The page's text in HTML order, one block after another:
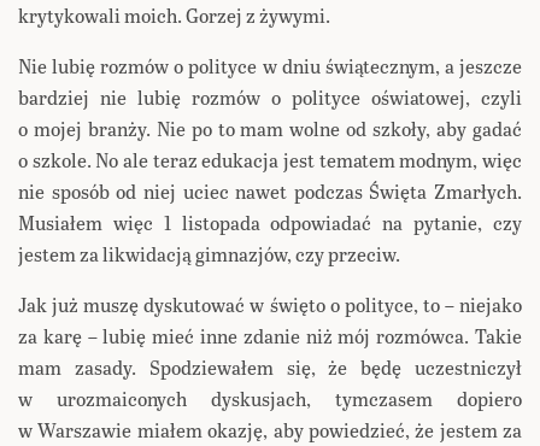
krytykowali moich. Gorzej z żywymi.
Nie lubię rozmów o polityce w dniu świątecznym, a jeszcze
bardziej nie lubię rozmów o polityce oświatowej, czyli
o mojej branży. Nie po to mam wolne od szkoły, aby gadać
o szkole. No ale teraz edukacja jest tematem modnym, więc
nie sposób od niej uciec nawet podczas Święta Zmarłych.
Musiałem więc 1 listopada odpowiadać na pytanie, czy
jestem za likwidacją gimnazjów, czy przeciw.
Jak już muszę dyskutować w święto o polityce, to – niejako
za karę – lubię mieć inne zdanie niż mój rozmówca. Takie
mam zasady. Spodziewałem się, że będę uczestniczył
w urozmaiconych dyskusjach, tymczasem dopiero
w Warszawie miałem okazję, aby powiedzieć, że jestem za